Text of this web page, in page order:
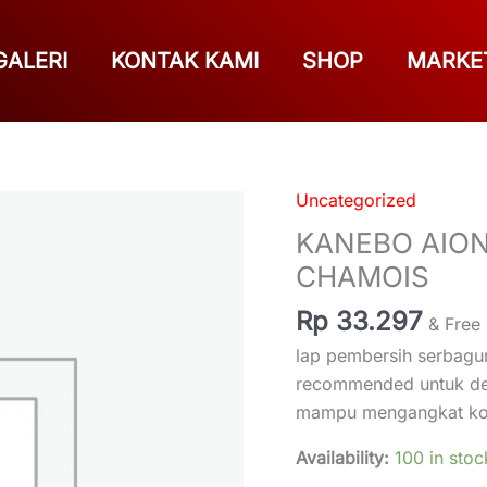
KONTAK KAMI SHOP
Uncategorized
KANEBO
CHAMOIS
Rp 33.297 &
lap pembersih
recommended untuk
mampu mengangkat
Availability: 100 in
KANEBO
AION
JAPAN
ASLI,
LAP
PLAS